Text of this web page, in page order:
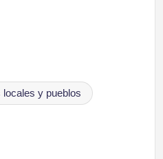
locales y pueblos